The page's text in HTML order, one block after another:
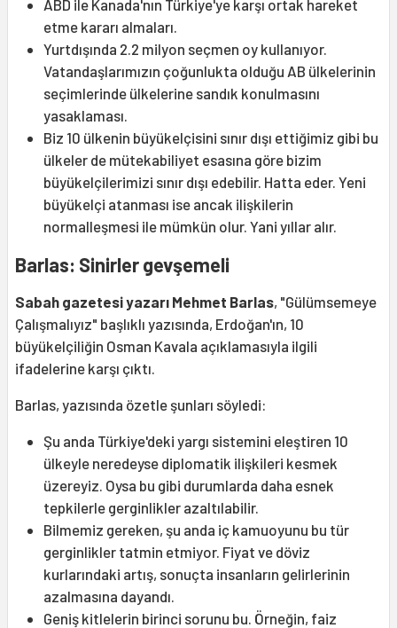
ABD ile Kanada'nın Türkiye'ye karşı ortak hareket
etme kararı almaları.
Yurtdışında 2.2 milyon seçmen oy kullanıyor.
Vatandaşlarımızın çoğunlukta olduğu AB ülkelerinin
seçimlerinde ülkelerine sandık konulmasını
yasaklaması.
Biz 10 ülkenin büyükelçisini sınır dışı ettiğimiz gibi bu
ülkeler de mütekabiliyet esasına göre bizim
büyükelçilerimizi sınır dışı edebilir. Hatta eder. Yeni
büyükelçi atanması ise ancak ilişkilerin
normalleşmesi ile mümkün olur. Yani yıllar alır.
Barlas: Sinirler gevşemeli
Sabah gazetesi yazarı Mehmet Barlas, "Gülümsemeye
Çalışmalıyız" başlıklı yazısında, Erdoğan'ın, 10
büyükelçiliğin Osman Kavala açıklamasıyla ilgili
ifadelerine karşı çıktı.
Barlas, yazısında özetle şunları söyledi:
Şu anda Türkiye'deki yargı sistemini eleştiren 10
ülkeyle neredeyse diplomatik ilişkileri kesmek
üzereyiz. Oysa bu gibi durumlarda daha esnek
tepkilerle gerginlikler azaltılabilir.
Bilmemiz gereken, şu anda iç kamuoyunu bu tür
gerginlikler tatmin etmiyor. Fiyat ve döviz
kurlarındaki artış, sonuçta insanların gelirlerinin
azalmasına dayandı.
Geniş kitlelerin birinci sorunu bu. Örneğin, faiz